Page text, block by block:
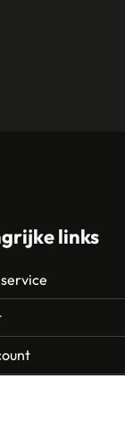
links